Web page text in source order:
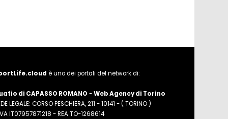
è uno dei portali del network di:
di CAPASSO ROMANO -Web Agency di Torino
LEGALE: CORSO PESCHIERA, 211 - 10141 - ( TORINO )
IT07957871218 - REA TO-1268614